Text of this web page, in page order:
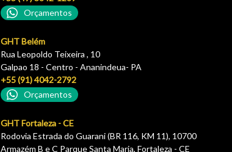
Orçamentos
GHT Belém
Rua Leopoldo Teixeira , 10
Galpao 18 - Centro - Ananindeua- PA
+55 (91) 4042-2792
Orçamentos
GHT Fortaleza - CE
Rodovia Estrada do Guarani (BR 116, KM 11), 10700
Armazém B e C Parque Santa Maria, Fortaleza - CE